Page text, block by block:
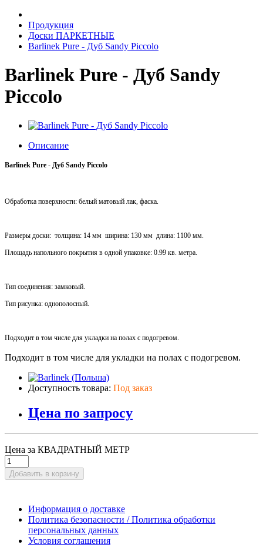
Продукция
Доски ПАРКЕТНЫЕ
Barlinek Pure - Дуб Sandy Piccolo
Barlinek Pure - Дуб Sandy
Piccolo
Описание
Barlinek Pure - Дуб Sandy Piccolo
Обработка поверхности: белый матовый лак, фаска.
Размеры доски: толщина: 14 мм ширина: 130 мм длина: 1100 мм.
Площадь напольного покрытия в одной упаковке: 0.99 кв. метра.
Тип соединения: замковый.
Тип рисунка: однополосный.
Подходит в том числе для укладки на полах с подогревом.
Подходит в том числе для укладки на полах с подогревом.
Доступность товара: Под заказ
Цена по запросу
Цена за КВАДРАТНЫЙ МЕТР
Добавить в корзину
Информация о доставке
Политика безопасности / Политика обработки
персональных данных
Условия соглашения